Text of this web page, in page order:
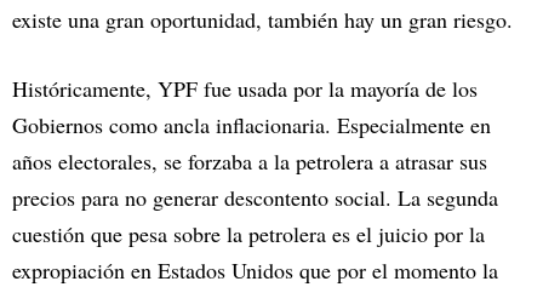
existe una gran oportunidad, también hay un gran riesgo.
Históricamente, YPF fue usada por la mayoría de los
Gobiernos como ancla inflacionaria. Especialmente en
años electorales, se forzaba a la petrolera a atrasar sus
precios para no generar descontento social. La segunda
cuestión que pesa sobre la petrolera es el juicio por la
expropiación en Estados Unidos que por el momento la